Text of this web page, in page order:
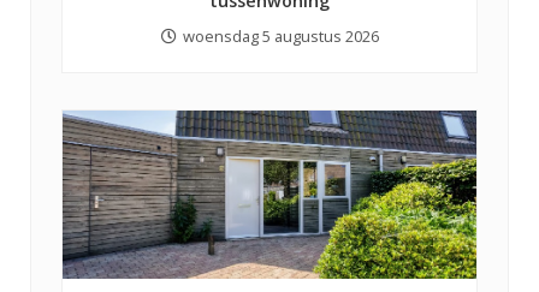
woensdag 5 augustus 2026